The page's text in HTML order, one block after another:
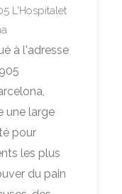
L'Hospitalet
à l'adresse
une large
pour
les plus
du pain